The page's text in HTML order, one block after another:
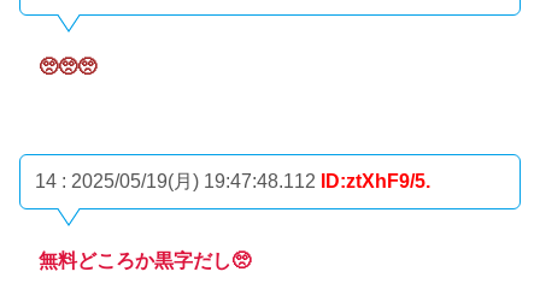
🥺🥺🥺
14 : 2025/05/19(月) 19:47:48.112 ID:ztXhF9/5.
無料どころか黒字だし🥺